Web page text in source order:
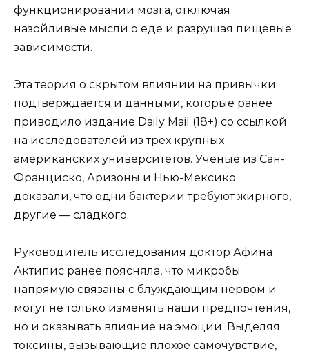
функционировании мозга, отключая
назойливые мысли о еде и разрушая пищевые
зависимости.
Эта теория о скрытом влиянии на привычки
подтверждается и данными, которые ранее
приводило издание Daily Mail (18+) со ссылкой
на исследователей из трех крупных
американских университетов. Ученые из Сан-
Франциско, Аризоны и Нью-Мексико
доказали, что одни бактерии требуют жирного,
другие — сладкого.
Руководитель исследования доктор Афина
Актипис ранее поясняла, что микробы
напрямую связаны с блуждающим нервом и
могут не только изменять наши предпочтения,
но и оказывать влияние на эмоции. Выделяя
токсины, вызывающие плохое самочувствие,